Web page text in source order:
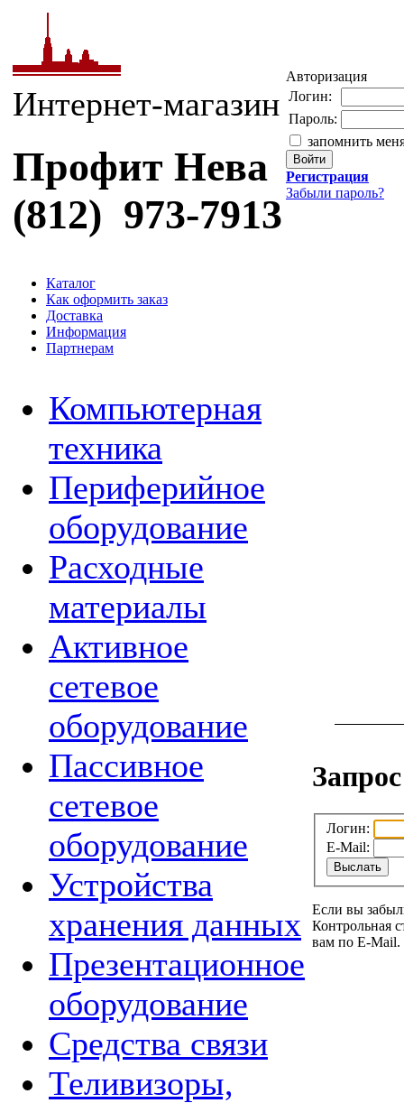
Интернет-магазин
Профит Нева
(812) 973-7913
Авторизация
Логин:
Пароль:
запомнить
Регистрация
Забыли пароль?
Каталог
Как оформить заказ
Доставка
Информация
Партнерам
Компьютерная
техника
Периферийное
оборудование
Расходные
материалы
Активное
сетевое
оборудование
Пассивное
сетевое
оборудование
Устройства
хранения данных
Презентационное
оборудование
Средства связи
Теливизоры,
Логин:
E-Mail:
Если вы
Контрольная
вам по E-Mail.